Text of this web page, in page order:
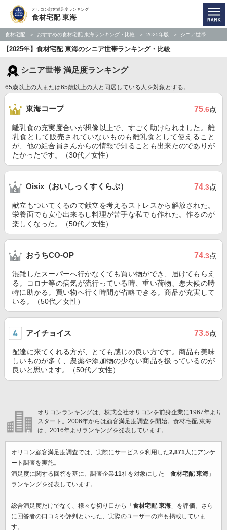
オリコン顧客満足度ランキング
食材宅配 東海
食材宅配 おすすめの食材宅配 東海ランキング・比較 2025年版 シニア世帯
【2025年】食材宅配 東海のシニア世帯ランキング・比較
シニア世帯 満足度ランキング
65歳以上の人または65歳以上の人と同居している人を対象とする。
東海コープ 75.6点
離乳食の充実度合いが想像以上で、すごく助けられました。離
乳食として販売されていないものも離乳食として使えること
が、他の組合員さんからの情報で知ることも出来たのでありが
たかったです。（30代／女性）
Oisix（おいしっくすくらぶ） 74.3点
献立もついてくるので献立を考えるストレスから解放された。
栄養面でも安心出来るし料理が苦手な私でも作れた。作るのが
楽しくなった。（50代／女性）
おうちCO-OP 74.3点
混雑したスーパーへ行かなくても買い物ができ、届けてもらえ
る。コロナ等の病気が流行っている時、重い荷物、悪天候の時
特に助かる。買い物へ行く時間が省略できる。商品が充実して
いる。（50代／女性）
アイチョイス 73.5点
配達に来てくれる方が、とても感じの良い方です。商品も美味
しいものが多く、農薬や添加物の少ない商品を扱っているのが
良いと思います。（50代／女性）
オリコンランキングは、株式会社オリコンを前身企業に1967年より
スタート。2006年からは顧客満足度調査を開始。食材宅配 東海
は、2016年よりランキングを発表しています。
オリコン顧客満足度調査では、実際にサービスを利用した2,871人にアンケ
ート調査を実施。
満足度に関する回答を基に、調査企業11社を対象にした「 食材宅配 東海」
ランキングを発表しています。
総合満足度だけでなく、様々な切り口から「 食材宅配 東海」を評価。さら
に回答者の口コミや評判といった、実際のユーザーの声も掲載していま
す。